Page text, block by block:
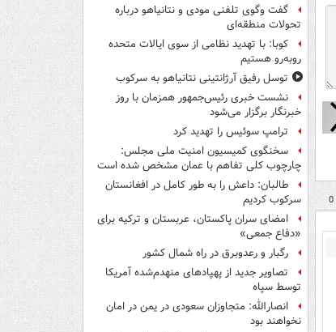
گفت وگوی تلفنی مودی و نتانیاهو درباره
تحولات منطقه‌ای
کوبا: با تهدید نظامی از سوی ایالات متحده
روبه‌رو هستیم
توسل رفیق آرژانتینی نتانیاهو به سرکوب
نشست خبری رئیس‌جمهور همزمان با روز
خبرنگار برگزار می‌شود
ترامپ سوئیس را تهدید کرد
سخنگوی کمیسیون امنیت ملی مجلس:
چارچوب کلی تفاهم با عمان مشخص شده است
طالبان: داعش را به طور کامل در افغانستان
سرکوب کردیم
امضای سران پاکستان، عربستان و ترکیه برای
«دفاع جمعی»
رگبار و رعدوبرق در راه شمال کشور
تصاویر جدید از پهپادهای منهدم‌شده آمریکا
توسط سپاه
انصارالله: متجاوزان سعودی در یمن در امان
نخواهند بود